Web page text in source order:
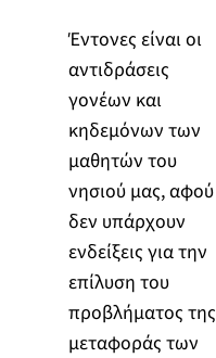
Έντονες είναι οι
αντιδράσεις
γονέων και
κηδεμόνων των
μαθητών του
νησιού μας, αφού
δεν υπάρχουν
ενδείξεις για την
επίλυση του
προβλήματος της
μεταφοράς των